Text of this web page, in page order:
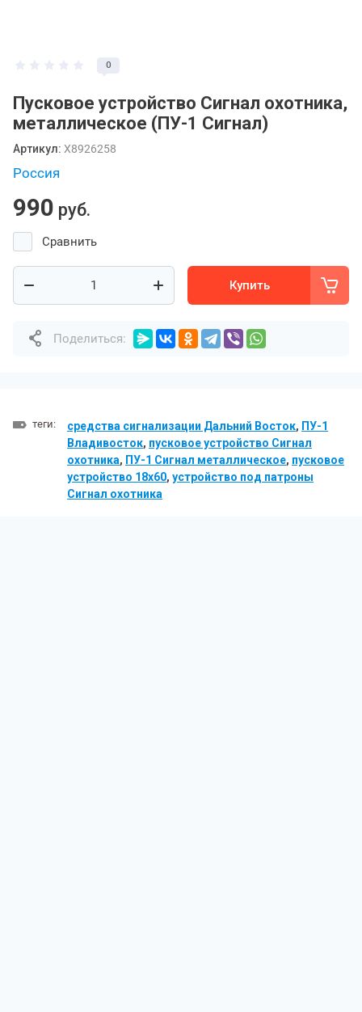
0
Пусковое устройство Сигнал охотника,
металлическое (ПУ-1 Сигнал)
Артикул: X8926258
Россия
990 руб.
Сравнить
Купить
Поделиться:
теги: средства сигнализации Дальний Восток, ПУ-1
Владивосток, пусковое устройство Сигнал
охотника, ПУ-1 Сигнал металлическое, пусковое
устройство 18x60, устройство под патроны
Сигнал охотника